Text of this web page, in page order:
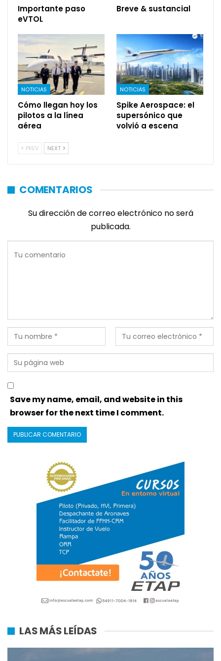
Importante paso
eVTOL
Breve & sustancial
NOTICIAS
Cómo llegan hoy los
pilotos a la línea
aérea
NOTICIAS
Spike Aerospace: el
supersónico que
volvió a escena
PREV NEXT
COMENTARIOS
Su dirección de correo electrónico no será
publicada.
Save my name, email, and website in this
browser for the next time I comment.
LAS MÁS LEÍDAS